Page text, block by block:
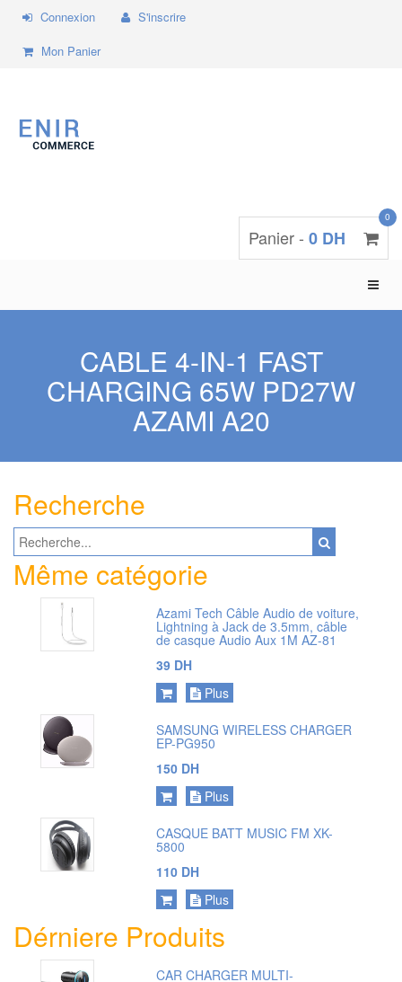
Connexion
S'inscrire
Mon Panier
Panier - 0 DH
0
Toggle
CABLE 4-IN-1 FAST
CHARGING 65W PD27W
AZAMI A20
Recherche
Même catégorie
Azami Tech Câble Audio de voiture,
Lightning à Jack de 3.5mm, câble
de casque Audio Aux 1M AZ-81
39 DH
Plus
SAMSUNG WIRELESS CHARGER
EP-PG950
150 DH
Plus
CASQUE BATT MUSIC FM XK-
5800
110 DH
Plus
Dérniere Produits
CAR CHARGER MULTI-